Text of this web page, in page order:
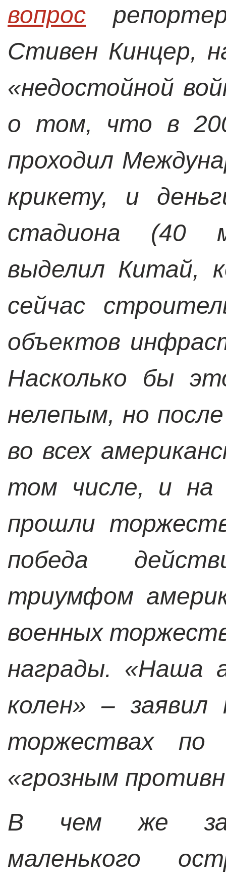
вопрос
Стивен Кинцер,
«недостойной
о том, что в
проходил
крикету, и
стадиона (40
выделил Китай,
сейчас
объектов
Насколько бы
нелепым, но
во всех
том числе, и на
прошли
победа
триумфом
военных
награды. «Наша
колен»– заявил
торжествах по
«грозным
В чем же
маленького